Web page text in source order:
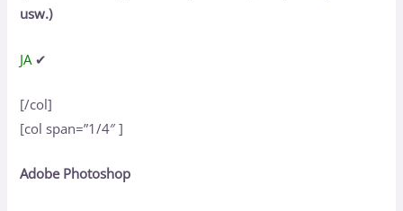
usw.)
JA ✔
[/col]
[col span=”1/4″ ]
Adobe Photoshop